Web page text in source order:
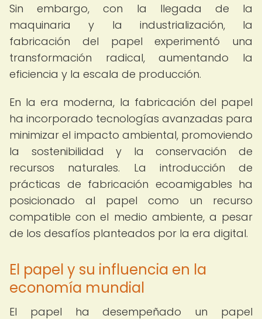
Sin embargo, con la llegada de la
maquinaria y la industrialización, la
fabricación del papel experimentó una
transformación radical, aumentando la
eficiencia y la escala de producción.
En la era moderna, la fabricación del papel
ha incorporado tecnologías avanzadas para
minimizar el impacto ambiental, promoviendo
la sostenibilidad y la conservación de
recursos naturales. La introducción de
prácticas de fabricación ecoamigables ha
posicionado al papel como un recurso
compatible con el medio ambiente, a pesar
de los desafíos planteados por la era digital.
El papel y su influencia en la
economía mundial
El papel ha desempeñado un papel